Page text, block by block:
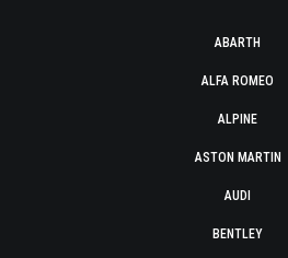
ABARTH
ALFA ROMEO
ALPINE
ASTON MARTIN
AUDI
BENTLEY